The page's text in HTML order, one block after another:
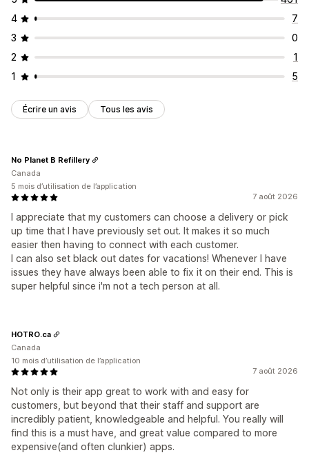
4
7
3
0
2
1
1
5
Écrire un avis Tous les avis
7 août 2026
I appreciate that my customers can choose a delivery or pick
up time that I have previously set out. It makes it so much
easier then having to connect with each customer.
I can also set black out dates for vacations! Whenever I have
issues they have always been able to fix it on their end. This is
super helpful since i'm not a tech person at all.
No Planet B Refillery
Canada
5 mois d’utilisation de l’application
7 août 2026
Not only is their app great to work with and easy for
customers, but beyond that their staff and support are
incredibly patient, knowledgeable and helpful. You really will
find this is a must have, and great value compared to more
expensive(and often clunkier) apps.
HOTRO.ca
Canada
10 mois d’utilisation de l’application